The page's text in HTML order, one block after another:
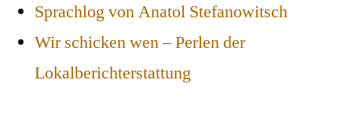
Sprachlog von Anatol Stefanowitsch
Wir schicken wen – Perlen der
Lokalberichterstattung